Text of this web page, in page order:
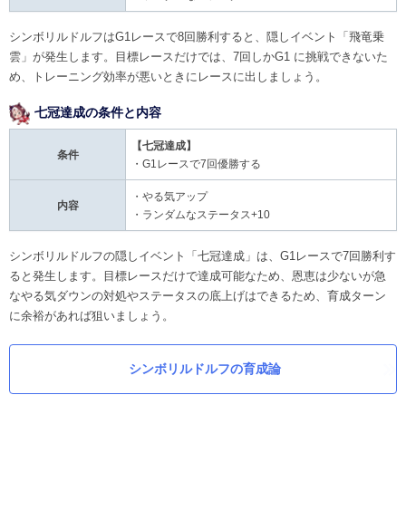
シンボリルドルフはG1レースで8回勝利すると、隠しイベント「飛竜乗
雲」が発生します。目標レースだけでは、7回しかG1 に挑戦できないた
め、トレーニング効率が悪いときにレースに出しましょう。
七冠達成の条件と内容
条件
【七冠達成】
・G1レースで7回優勝する
内容
・やる気アップ
・ランダムなステータス+10
シンボリルドルフの隠しイベント「七冠達成」は、G1レースで7回勝利す
ると発生します。目標レースだけで達成可能なため、恩恵は少ないが急
なやる気ダウンの対処やステータスの底上げはできるため、育成ターン
に余裕があれば狙いましょう。
シンボリルドルフの育成論